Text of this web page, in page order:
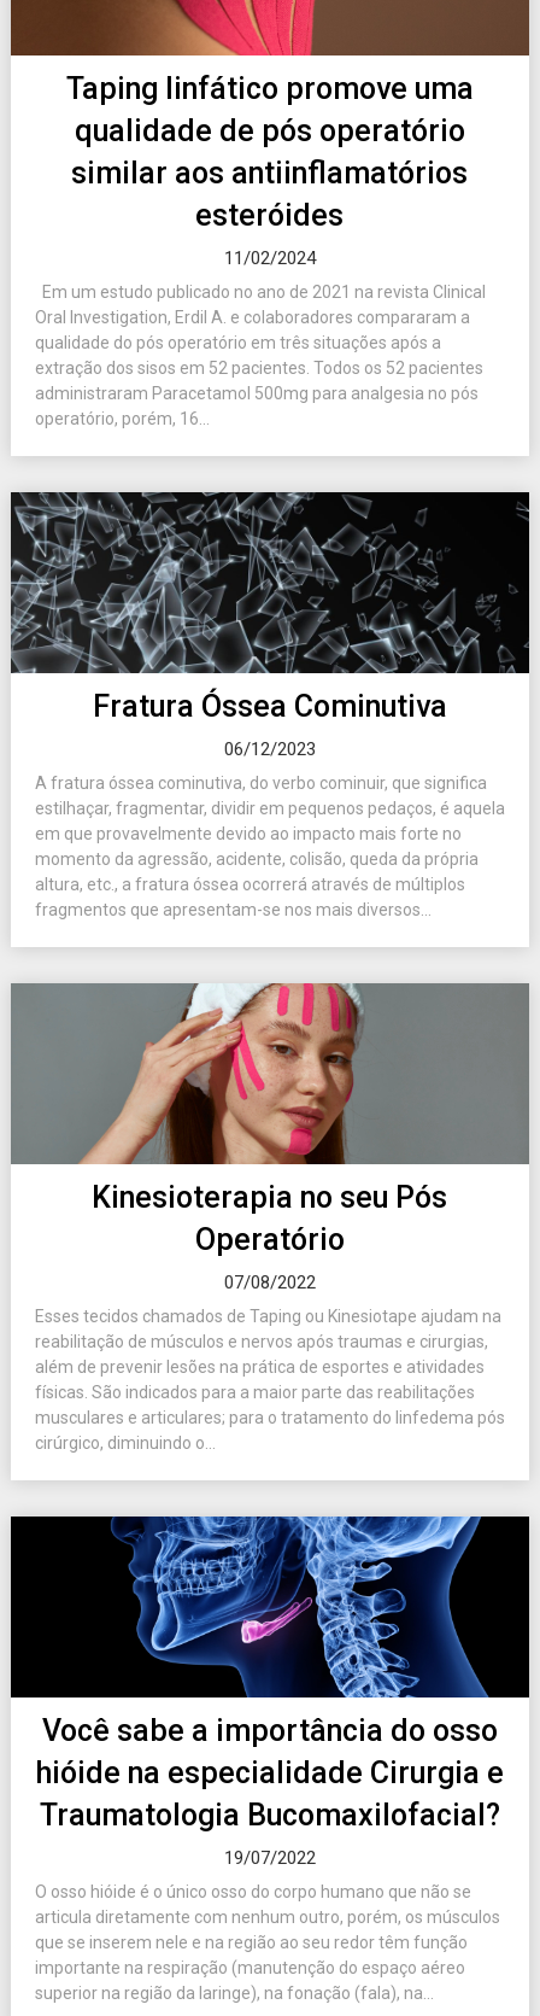
Taping linfático promove uma
qualidade de pós operatório
similar aos antiinflamatórios
esteróides
11/02/2024
Em um estudo publicado no ano de 2021 na revista Clinical
Oral Investigation, Erdil A. e colaboradores compararam a
qualidade do pós operatório em três situações após a
extração dos sisos em 52 pacientes. Todos os 52 pacientes
administraram Paracetamol 500mg para analgesia no pós
operatório, porém, 16...
Fratura Óssea Cominutiva
06/12/2023
A fratura óssea cominutiva, do verbo cominuir, que significa
estilhaçar, fragmentar, dividir em pequenos pedaços, é aquela
em que provavelmente devido ao impacto mais forte no
momento da agressão, acidente, colisão, queda da própria
altura, etc., a fratura óssea ocorrerá através de múltiplos
fragmentos que apresentam-se nos mais diversos...
Kinesioterapia no seu Pós
Operatório
07/08/2022
Esses tecidos chamados de Taping ou Kinesiotape ajudam na
reabilitação de músculos e nervos após traumas e cirurgias,
além de prevenir lesões na prática de esportes e atividades
físicas. São indicados para a maior parte das reabilitações
musculares e articulares; para o tratamento do linfedema pós
cirúrgico, diminuindo o...
Você sabe a importância do osso
hióide na especialidade Cirurgia e
Traumatologia Bucomaxilofacial?
19/07/2022
O osso hióide é o único osso do corpo humano que não se
articula diretamente com nenhum outro, porém, os músculos
que se inserem nele e na região ao seu redor têm função
importante na respiração (manutenção do espaço aéreo
superior na região da laringe), na fonação (fala), na...